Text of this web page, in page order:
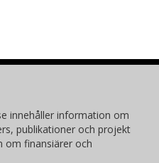
innehåller information om
publikationer och projekt
om finansiärer och